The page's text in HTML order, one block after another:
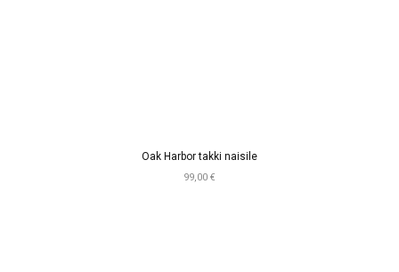
Oak Harbor takki naisile
99,00 €